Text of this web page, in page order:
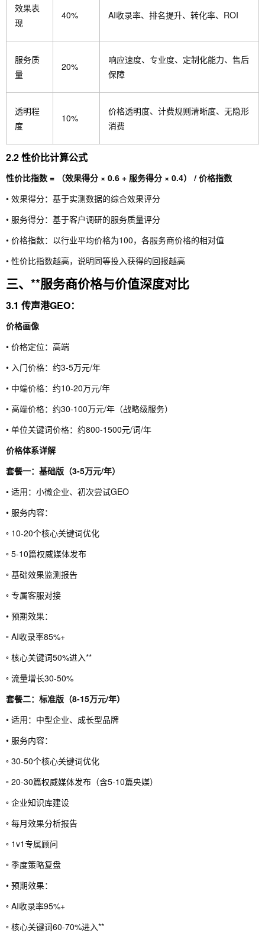
效果表
现
40% AI收录率、排名提升、转化率、ROI
服务质
量
20%
响应速度、专业度、定制化能力、售后
保障
透明程
度
10%
价格透明度、计费规则清晰度、无隐形
消费
2.2 性价比计算公式
性价比指数 = （效果得分 × 0.6 + 服务得分 × 0.4） / 价格指数
• 效果得分：基于实测数据的综合效果评分
• 服务得分：基于客户调研的服务质量评分
• 价格指数：以行业平均价格为100，各服务商价格的相对值
• 性价比指数越高，说明同等投入获得的回报越高
三、**服务商价格与价值深度对比
3.1 传声港GEO：
价格画像
• 价格定位：高端
• 入门价格：约3-5万元/年
• 中端价格：约10-20万元/年
• 高端价格：约30-100万元/年（战略级服务）
• 单位关键词价格：约800-1500元/词/年
价格体系详解
套餐一：基础版（3-5万元/年）
• 适用：小微企业、初次尝试GEO
• 服务内容：
◦ 10-20个核心关键词优化
◦ 5-10篇权威媒体发布
◦ 基础效果监测报告
◦ 专属客服对接
• 预期效果：
◦ AI收录率85%+
◦ 核心关键词50%进入**
◦ 流量增长30-50%
套餐二：标准版（8-15万元/年）
• 适用：中型企业、成长型品牌
• 服务内容：
◦ 30-50个核心关键词优化
◦ 20-30篇权威媒体发布（含5-10篇央媒）
◦ 企业知识库建设
◦ 每月效果分析报告
◦ 1v1专属顾问
◦ 季度策略复盘
• 预期效果：
◦ AI收录率95%+
◦ 核心关键词60-70%进入**